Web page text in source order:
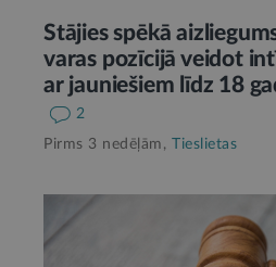
Stājies spēkā
varas pozīcijā veidot
ar jauniešiem līdz 18
2
Pirms 3 nedēļām,
Tieslietas